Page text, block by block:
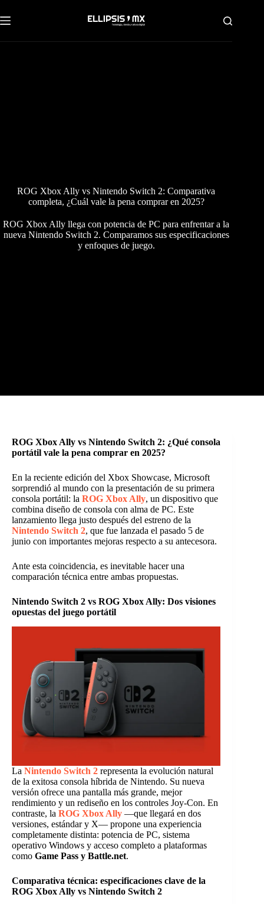
al
contenido
ROG Xbox Ally vs Nintendo Switch 2: Comparativa
completa, ¿Cuál vale la pena comprar en 2025?
ROG Xbox Ally llega con potencia de PC para enfrentar a la
nueva Nintendo Switch 2. Comparamos sus especificaciones
y enfoques de juego.
ROG Xbox Ally vs Nintendo Switch 2: ¿Qué consola
portátil vale la pena comprar en 2025?
En la reciente edición del Xbox Showcase, Microsoft
sorprendió al mundo con la presentación de su primera
consola portátil: la ROG Xbox Ally, un dispositivo que
combina diseño de consola con alma de PC. Este
lanzamiento llega justo después del estreno de la
Nintendo Switch 2, que fue lanzada el pasado 5 de
junio con importantes mejoras respecto a su antecesora.
Ante esta coincidencia, es inevitable hacer una
comparación técnica entre ambas propuestas.
Nintendo Switch 2 vs ROG Xbox Ally: Dos visiones
opuestas del juego portátil
La Nintendo Switch 2 representa la evolución natural
de la exitosa consola híbrida de Nintendo. Su nueva
versión ofrece una pantalla más grande, mejor
rendimiento y un rediseño en los controles Joy-Con. En
contraste, la ROG Xbox Ally —que llegará en dos
versiones, estándar y X— propone una experiencia
completamente distinta: potencia de PC, sistema
operativo Windows y acceso completo a plataformas
como Game Pass y Battle.net.
Comparativa técnica: especificaciones clave de la
ROG Xbox Ally vs Nintendo Switch 2